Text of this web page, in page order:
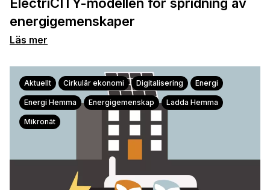
energigemenskaper
Läs mer
Aktuellt Cirkulär ekonomi Digitalisering Energi
Energi Hemma Energigemenskap Ladda Hemma
Mikronät